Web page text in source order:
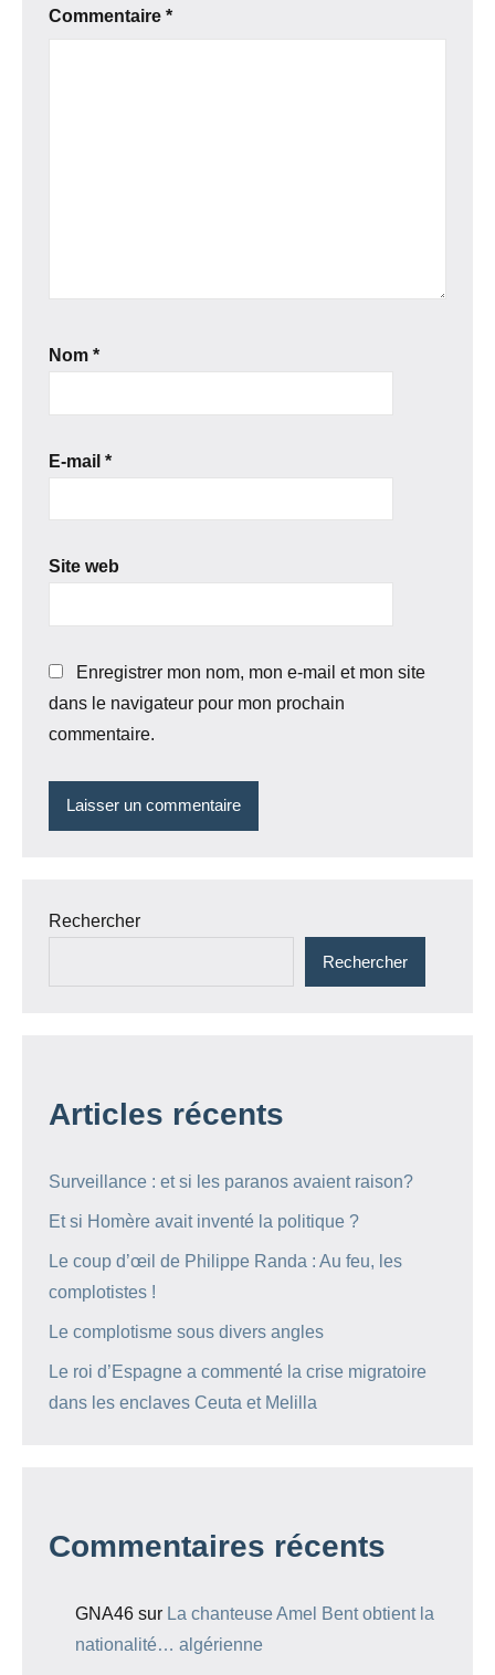
Commentaire *
Nom *
E-mail *
Site web
Enregistrer mon nom, mon e-mail et mon site
dans le navigateur pour mon prochain
commentaire.
Rechercher
Rechercher
Articles récents
Surveillance : et si les paranos avaient raison?
Et si Homère avait inventé la politique ?
Le coup d’œil de Philippe Randa : Au feu, les
complotistes !
Le complotisme sous divers angles
Le roi d’Espagne a commenté la crise migratoire
dans les enclaves Ceuta et Melilla
Commentaires récents
GNA46 sur La chanteuse Amel Bent obtient la
nationalité… algérienne